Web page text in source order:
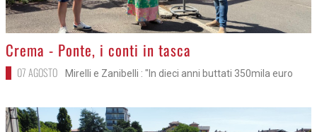
>
Crema - Ponte, i conti in tasca
07 AGOSTO Mirelli e Zanibelli : "In dieci anni buttati 350mila euro